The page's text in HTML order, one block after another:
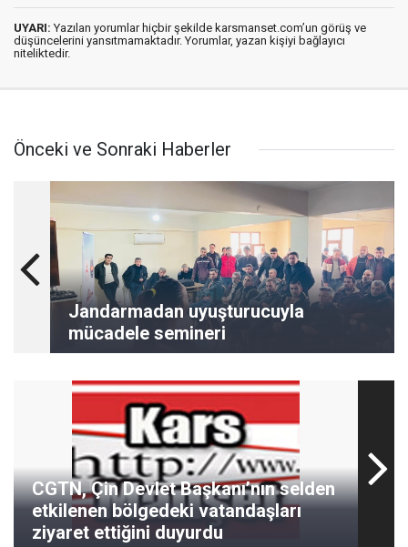
UYARI: Yazılan yorumlar hiçbir şekilde karsmanset.com’un görüş ve
düşüncelerini yansıtmamaktadır. Yorumlar, yazan kişiyi bağlayıcı
niteliktedir.
Önceki ve Sonraki Haberler
Jandarmadan uyuşturucuyla
mücadele semineri
CGTN, Çin Devlet Başkanı’nın selden
etkilenen bölgedeki vatandaşları
ziyaret ettiğini duyurdu